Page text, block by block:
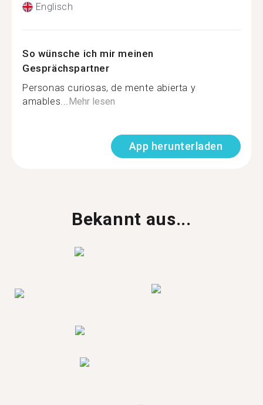
Englisch
So wünsche ich mir meinen
Gesprächspartner
Personas curiosas, de mente abierta y
amables...Mehr lesen
App herunterladen
Bekannt aus...